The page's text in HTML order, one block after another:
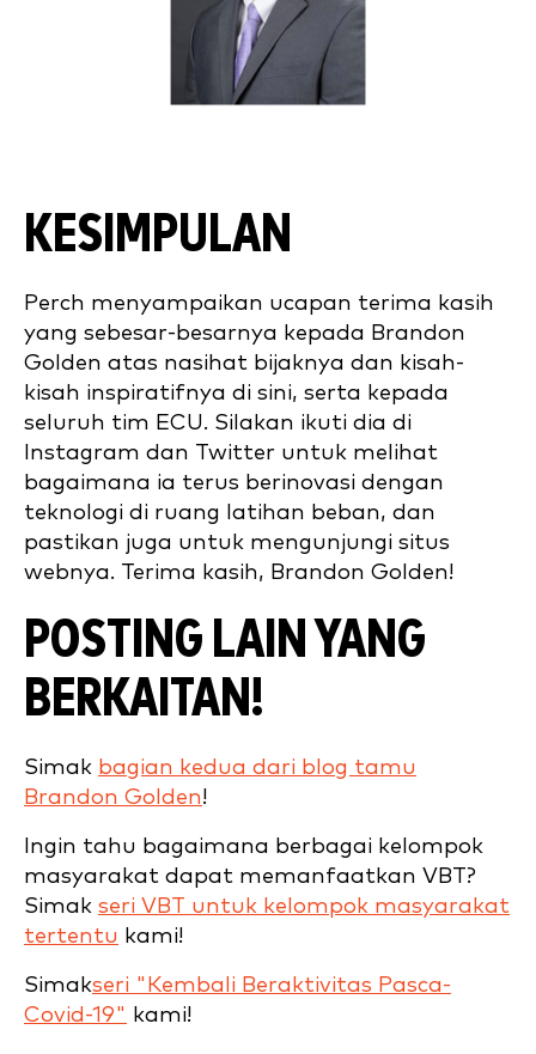
KESIMPULAN
Perch menyampaikan ucapan terima kasih
yang sebesar-besarnya kepada Brandon
Golden atas nasihat bijaknya dan kisah-
kisah inspiratifnya di sini, serta kepada
seluruh tim ECU. Silakan ikuti dia di
Instagram dan Twitter untuk melihat
bagaimana ia terus berinovasi dengan
teknologi di ruang latihan beban, dan
pastikan juga untuk mengunjungi situs
webnya. Terima kasih, Brandon Golden!
POSTING LAIN YANG
BERKAITAN!
Simak bagian kedua dari blog tamu
Brandon Golden!
Ingin tahu bagaimana berbagai kelompok
masyarakat dapat memanfaatkan VBT?
Simak seri VBT untuk kelompok masyarakat
tertentu kami!
Simakseri "Kembali Beraktivitas Pasca-
Covid-19" kami!